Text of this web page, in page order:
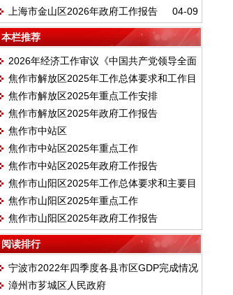
04-09
上海市金山区2026年政府工作报告
本栏推荐
2026年经济工作审议《中国共产党领导全面
依法治国工作条例》
焦作市解放区2025年工作总体要求和工作目
标
焦作市解放区2025年重点工作安排
焦作市解放区2025年政府工作报告
焦作市中站区
焦作市中站区2025年重点工作
焦作市中站区2025年政府工作报告
焦作市山阳区2025年工作总体要求和主要目
标
焦作市山阳区2025年重点工作
焦作市山阳区2025年政府工作报告
阅读排行
宁波市2022年四季度各县市区GDP完成情况
漳州市芗城区人民政府